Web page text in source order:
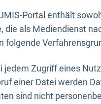
Portal enthält
die als Mediendienst
folgende
jedem Zugriff eines
einer Datei werden
sind nicht